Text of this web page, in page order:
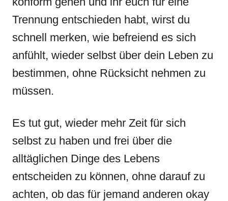
Trennung entschieden habt, wirst du
schnell merken, wie befreiend es sich
anfühlt, wieder selbst über dein Leben zu
bestimmen, ohne Rücksicht nehmen zu
müssen.
Es tut gut, wieder mehr Zeit für sich
selbst zu haben und frei über die
alltäglichen Dinge des Lebens
entscheiden zu können, ohne darauf zu
achten, ob das für jemand anderen okay